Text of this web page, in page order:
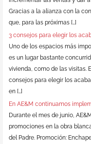
Gracias a la alianza con la
que, para las próximas […]
3 consejos para elegir los
Uno de los espacios más
es un lugar bastante
vivienda, como de las visitas.
consejos para elegir los
en […]
En AE&M continuamos
Durante el mes de junio,
promociones en la obra
del Padre. Promoción: